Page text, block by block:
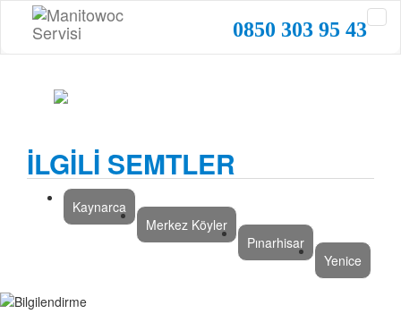
0850 303 95 43
İLGİLİ SEMTLER
Kaynarca
Merkez Köyler
Pınarhisar
Yenice